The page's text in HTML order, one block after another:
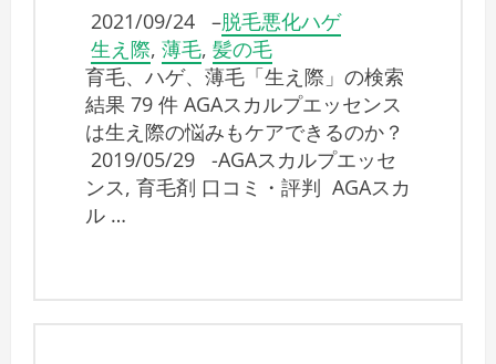
2021/09/24 –脱毛悪化ハゲ
生え際, 薄毛, 髪の毛
育毛、ハゲ、薄毛「生え際」の検索
結果 79 件 AGAスカルプエッセンス
は生え際の悩みもケアできるのか？
2019/05/29 -AGAスカルプエッセ
ンス, 育毛剤 口コミ・評判 AGAスカ
ル …